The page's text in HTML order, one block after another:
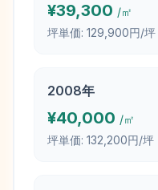
¥39,300 /㎡
坪単価: 129,900円/坪
2008年
¥40,000 /㎡
坪単価: 132,200円/坪